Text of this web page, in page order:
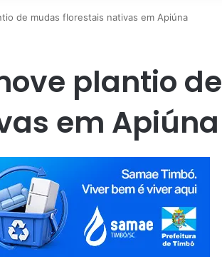
de mudas florestais nativas em Apiúna
plantio de
em Apiúna